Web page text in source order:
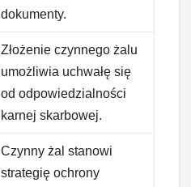
dokumenty.
Złożenie czynnego żalu
umożliwia uchwałę się
od odpowiedzialności
karnej skarbowej.
Czynny żal stanowi
strategię ochrony